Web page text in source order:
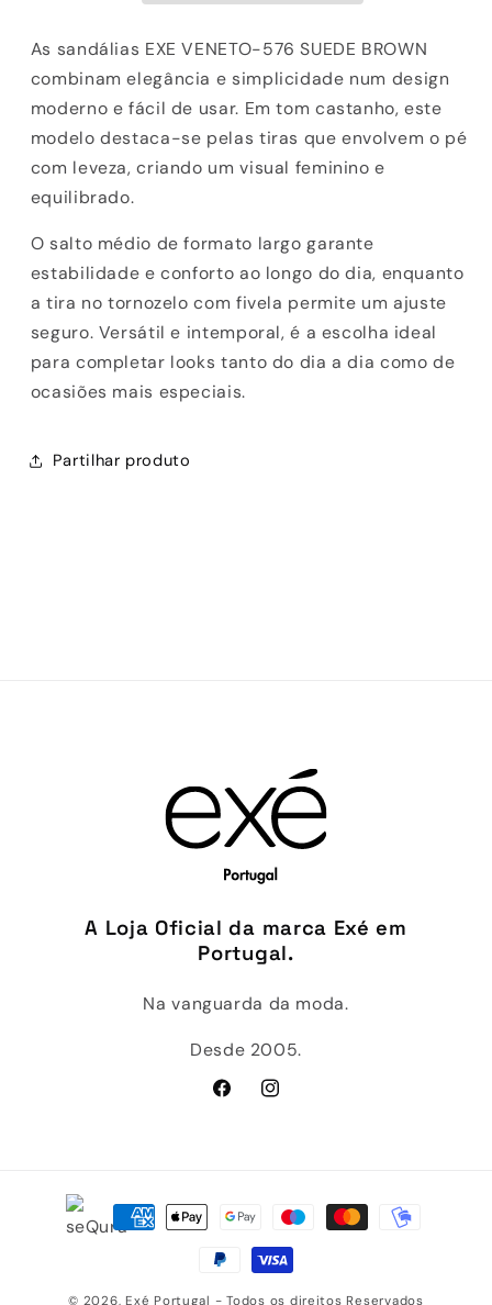
As sandálias EXE VENETO-576 SUEDE BROWN
combinam elegância e simplicidade num design
moderno e fácil de usar. Em tom castanho, este
modelo destaca-se pelas tiras que envolvem o pé
com leveza, criando um visual feminino e
equilibrado.
O salto médio de formato largo garante
estabilidade e conforto ao longo do dia, enquanto
a tira no tornozelo com fivela permite um ajuste
seguro. Versátil e intemporal, é a escolha ideal
para completar looks tanto do dia a dia como de
ocasiões mais especiais.
Partilhar produto
A Loja Oficial da marca Exé em
Portugal.
Na vanguarda da moda.
Desde 2005.
FacebookInstagram
Métodos
© 2026, Exé Portugal - Todos os direitos Reservados